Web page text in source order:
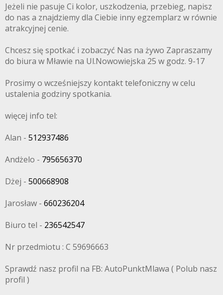
Jeżeli nie pasuje Ci kolor, uszkodzenia, przebieg, napisz
do nas a znajdziemy dla Ciebie inny egzemplarz w równie
atrakcyjnej cenie.
Chcesz się spotkać i zobaczyć Nas na żywo Zapraszamy
do biura w Mławie na Ul.Nowowiejska 25 w godz. 9-17
Prosimy o wcześniejszy kontakt telefoniczny w celu
ustalenia godziny spotkania.
więcej info tel:
Alan - 512937486
Andżelo - 795656370
Dżej - 500668908
Jarosław - 660236204
Biuro tel - 236542547
Nr przedmiotu : C 59696663
Sprawdź nasz profil na FB: AutoPunktMlawa ( Polub nasz
profil )